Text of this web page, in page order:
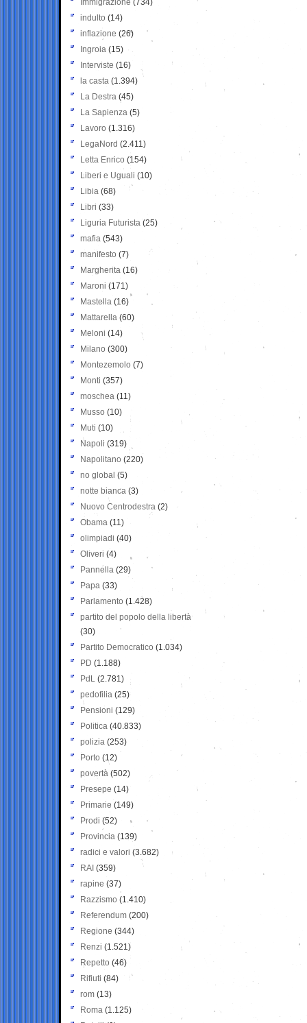
Immigrazione (734)
indulto (14)
inflazione (26)
Ingroia (15)
Interviste (16)
la casta (1.394)
La Destra (45)
La Sapienza (5)
Lavoro (1.316)
LegaNord (2.411)
Letta Enrico (154)
Liberi e Uguali (10)
Libia (68)
Libri (33)
Liguria Futurista (25)
mafia (543)
manifesto (7)
Margherita (16)
Maroni (171)
Mastella (16)
Mattarella (60)
Meloni (14)
Milano (300)
Montezemolo (7)
Monti (357)
moschea (11)
Musso (10)
Muti (10)
Napoli (319)
Napolitano (220)
no global (5)
notte bianca (3)
Nuovo Centrodestra (2)
Obama (11)
olimpiadi (40)
Oliveri (4)
Pannella (29)
Papa (33)
Parlamento (1.428)
partito del popolo della libertà
(30)
Partito Democratico (1.034)
PD (1.188)
PdL (2.781)
pedofilia (25)
Pensioni (129)
Politica (40.833)
polizia (253)
Porto (12)
povertà (502)
Presepe (14)
Primarie (149)
Prodi (52)
Provincia (139)
radici e valori (3.682)
RAI (359)
rapine (37)
Razzismo (1.410)
Referendum (200)
Regione (344)
Renzi (1.521)
Repetto (46)
Rifiuti (84)
rom (13)
Roma (1.125)